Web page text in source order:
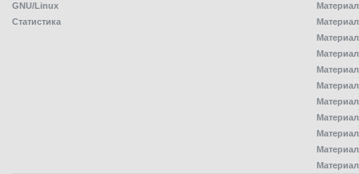
GNU/Linux
Статистика